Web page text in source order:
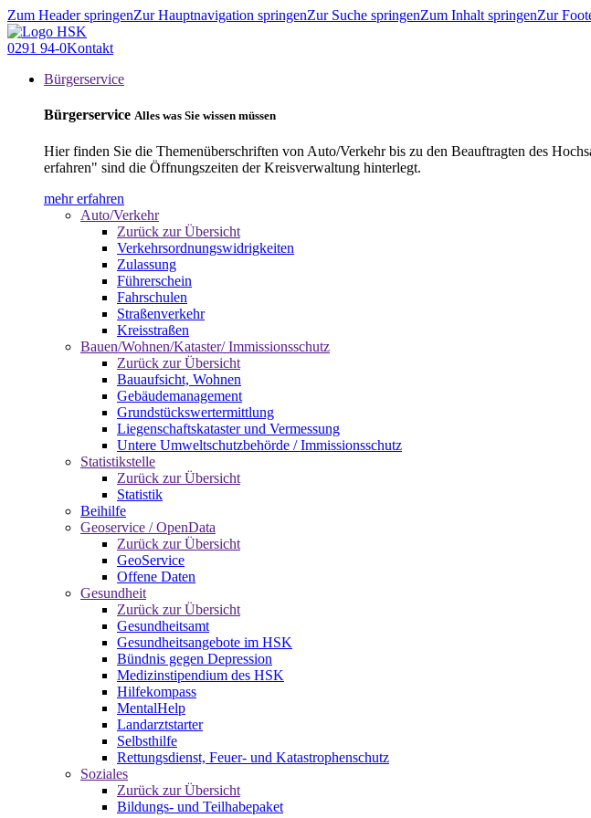
Zum Header springenZur Hauptnavigation springenZur Suche springenZum Inhalt springenZur
0291 94-0Kontakt
Bürgerservice
Bürgerservice Alles was Sie wissen müssen
Hier finden Sie die Themenüberschriften von Auto/Verkehr bis zu den Beauftragten des
erfahren" sind die Öffnungszeiten der Kreisverwaltung hinterlegt.
mehr erfahren
Auto/Verkehr
Zurück zur Übersicht
Verkehrsordnungswidrigkeiten
Zulassung
Führerschein
Fahrschulen
Straßenverkehr
Kreisstraßen
Bauen/Wohnen/Kataster/ Immissionsschutz
Zurück zur Übersicht
Bauaufsicht, Wohnen
Gebäudemanagement
Grundstückswertermittlung
Liegenschaftskataster und Vermessung
Untere Umweltschutzbehörde / Immissionsschutz
Statistikstelle
Zurück zur Übersicht
Statistik
Beihilfe
Geoservice / OpenData
Zurück zur Übersicht
GeoService
Offene Daten
Gesundheit
Zurück zur Übersicht
Gesundheitsamt
Gesundheitsangebote im HSK
Bündnis gegen Depression
Medizinstipendium des HSK
Hilfekompass
MentalHelp
Landarztstarter
Selbsthilfe
Rettungsdienst, Feuer- und Katastrophenschutz
Soziales
Zurück zur Übersicht
Bildungs- und Teilhabepaket